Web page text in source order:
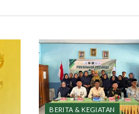
BERITA & KEGIATAN